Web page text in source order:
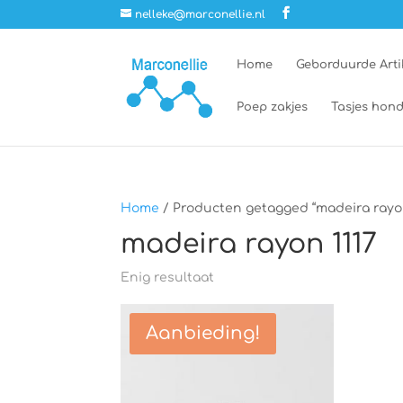
nelleke@marconellie.nl
Home Geborduurde
Poep zakjes Tasjes
Home / Producten getagged “madeira rayon
madeira rayon 1117
Enig resultaat
Aanbieding!